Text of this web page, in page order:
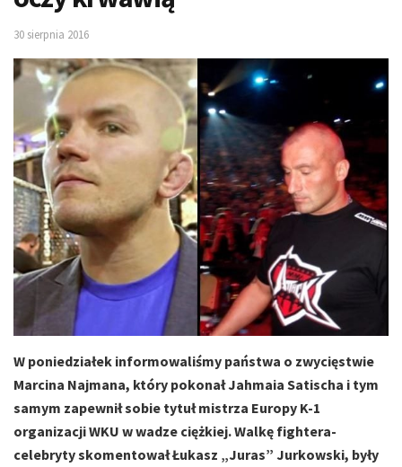
30 sierpnia 2016
W poniedziałek informowaliśmy państwa o zwycięstwie
Marcina Najmana, który pokonał Jahmaia Satischa i tym
samym zapewnił sobie tytuł mistrza Europy K-1
organizacji WKU w wadze ciężkiej. Walkę fightera-
celebryty skomentował Łukasz „Juras” Jurkowski, były